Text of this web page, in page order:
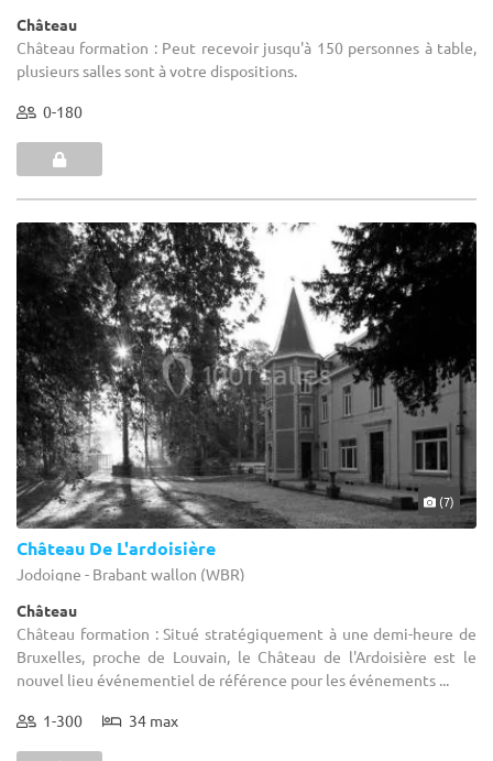
Château
Château formation : Peut recevoir jusqu'à 150 personnes à table,
plusieurs salles sont à votre dispositions.
0-180
(7)
Château De L'ardoisière
Jodoigne - Brabant wallon (WBR)
Château
Château formation : Situé stratégiquement à une demi-heure de
Bruxelles, proche de Louvain, le Château de l'Ardoisière est le
nouvel lieu événementiel de référence pour les événements ...
1-300 34 max